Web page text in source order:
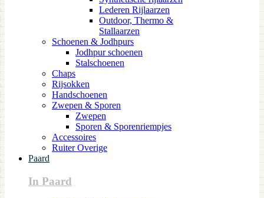
Lederen Rijlaarzen
Outdoor, Thermo &
Stallaarzen
Schoenen & Jodhpurs
Jodhpur schoenen
Stalschoenen
Chaps
Rijsokken
Handschoenen
Zwepen & Sporen
Zwepen
Sporen & Sporenriempjes
Accessoires
Ruiter Overige
Paard
In Paard